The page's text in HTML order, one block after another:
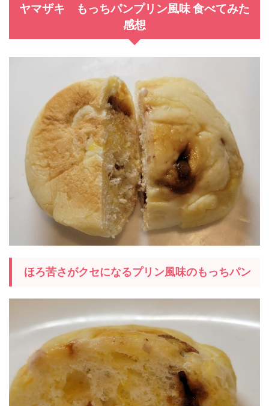
ヤマザキ もっちパンプリン風味 食べてみた
感想
ほろ苦さがクセになるプリン風味のもっちパン